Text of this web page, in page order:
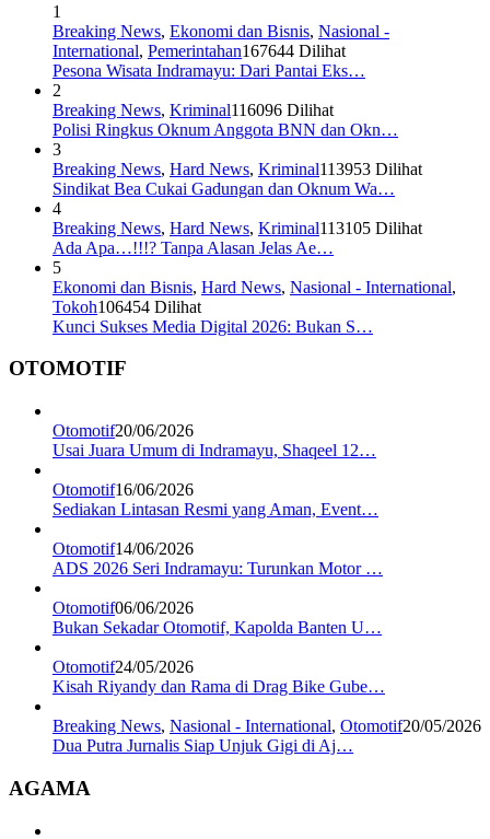
1
Breaking News, Ekonomi dan Bisnis, Nasional -
International, Pemerintahan167644 Dilihat
Pesona Wisata Indramayu: Dari Pantai Eks…
2
Breaking News, Kriminal116096 Dilihat
Polisi Ringkus Oknum Anggota BNN dan Okn…
3
Breaking News, Hard News, Kriminal113953 Dilihat
Sindikat Bea Cukai Gadungan dan Oknum Wa…
4
Breaking News, Hard News, Kriminal113105 Dilihat
Ada Apa…!!!? Tanpa Alasan Jelas Ae…
5
Ekonomi dan Bisnis, Hard News, Nasional - International,
Tokoh106454 Dilihat
Kunci Sukses Media Digital 2026: Bukan S…
OTOMOTIF
Otomotif20/06/2026
Usai Juara Umum di Indramayu, Shaqeel 12…
Otomotif16/06/2026
Sediakan Lintasan Resmi yang Aman, Event…
Otomotif14/06/2026
ADS 2026 Seri Indramayu: Turunkan Motor …
Otomotif06/06/2026
Bukan Sekadar Otomotif, Kapolda Banten U…
Otomotif24/05/2026
Kisah Riyandy dan Rama di Drag Bike Gube…
Breaking News, Nasional - International, Otomotif20/05/2026
Dua Putra Jurnalis Siap Unjuk Gigi di Aj…
AGAMA